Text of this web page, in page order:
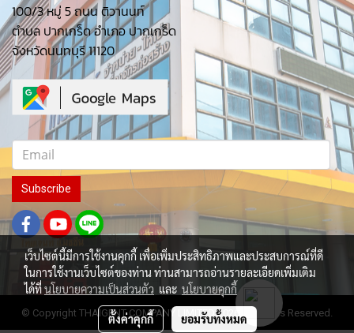
100/3 หมู่ 5 ถนน ติวานนท์
ตำบล ปากเกร็ด อำเภอ ปากเกร็ด
จังหวัดนนทบุรี 11120
Subscribe
© Copyright THAIGENT COMPANY LIMITED 2026 All Rights Reserved.
เว็บไซต์นี้มีการใช้งานคุกกี้ เพื่อเพิ่มประสิทธิภาพและประสบการณ์ที่ดี
ในการใช้งานเว็บไซต์ของท่าน ท่านสามารถอ่านรายละเอียดเพิ่มเติม
ได้ที่นโยบายความเป็นส่วนตัว และ นโยบายคุกกี้
ตั้งค่าคุกกี้ ยอมรับทั้งหมด